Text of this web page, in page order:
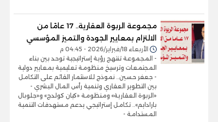
مجموعة الربوة العقارية.. 17 عامًا من
الالتزام بمعايير الجودة والتميز المؤسسي
الأربعاء 18/فبراير/2026 - 04:45 م
- المجموعة تنتهج رؤية إستراتيجية توحد بين بناء
المجتمعات وترسيخ منظومة تعليمية بمعايير دولية
- جعفر حسين.. نموذج للاستثمار القائم على التكامل
بين التطوير العقاري وتنمية رأس المال البشري -
«الربوة العقارية» ومنظومة «كيان كولدج» و«جلوبال
بارادايم».. تكامل إستراتيجي يدعم مستهدفات التنمية
المستدامة -